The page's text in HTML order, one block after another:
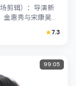
剪辑）：导演新
惠秀与宋康昊演
7.3
99:05